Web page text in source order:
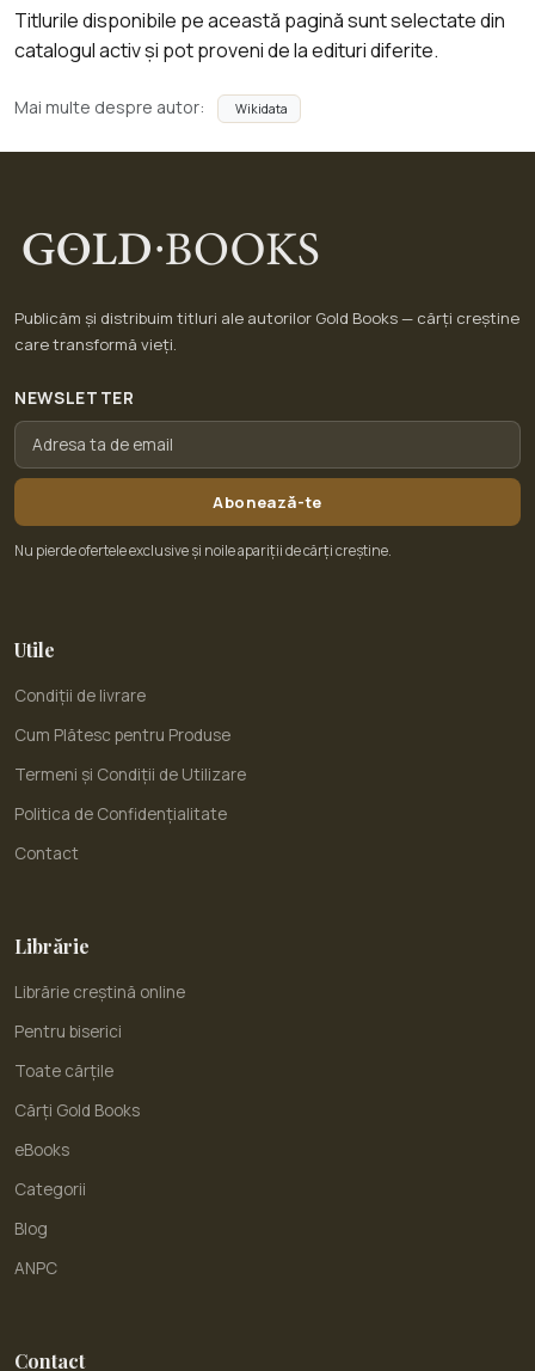
Titlurile disponibile pe această pagină sunt selectate din
catalogul activ și pot proveni de la edituri diferite.
Mai multe despre autor: Wikidata
Publicăm și distribuim titluri ale autorilor Gold Books — cărți creștine
care transformă vieți.
NEWSLETTER
Abonează-te
Nu pierde ofertele exclusive și noile apariții de cărți creștine.
Utile
Condiții de livrare
Cum Plătesc pentru Produse
Termeni și Condiții de Utilizare
Politica de Confidențialitate
Contact
Librărie
Librărie creștină online
Pentru biserici
Toate cărțile
Cărți Gold Books
eBooks
Categorii
Blog
ANPC
Contact